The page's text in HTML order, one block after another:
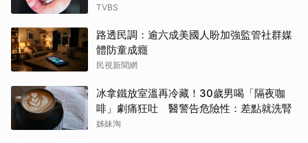
TVBS
路透民調：逾六成美國人盼加強監管社群媒
體防童成癮
民視新聞網
冰拿鐵放室溫再冷藏！30歲男喝「隔夜咖
啡」劇痛狂吐 醫警告危險性：差點就洗腎
姊妹淘